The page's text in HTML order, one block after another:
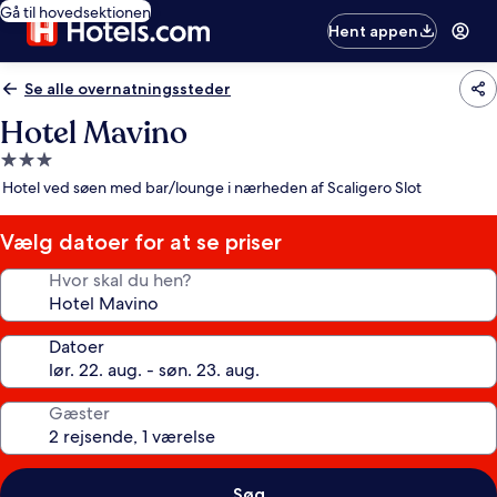
Gå til hovedsektionen
Hent appen
Se alle overnatningssteder
Hotel Mavino
3.0-
stjernet
Hotel ved søen med bar/lounge i nærheden af Scaligero Slot
Vælg datoer for at se priser
Hvor skal du hen?
Datoer
Gæster